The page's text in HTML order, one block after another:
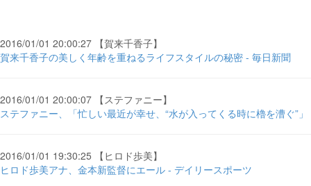
2016/01/01 20:00:27 【賀来千香子】
賀来千香子の美しく年齢を重ねるライフスタイルの秘密 - 毎日新聞
2016/01/01 20:00:07 【ステファニー】
ステファニー、「忙しい最近が幸せ、“水が入ってくる時に櫓を漕ぐ”
2016/01/01 19:30:25 【ヒロド歩美】
ヒロド歩美アナ、金本新監督にエール - デイリースポーツ